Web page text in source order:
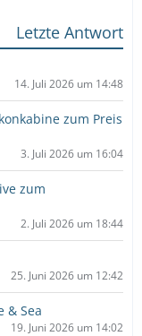
Letzte Antwort
14. Juli 2026 um 14:48
zum Preis
3. Juli 2026 um 16:04
zum
2. Juli 2026 um 18:44
25. Juni 2026 um 12:42
& Sea
19. Juni 2026 um 14:02